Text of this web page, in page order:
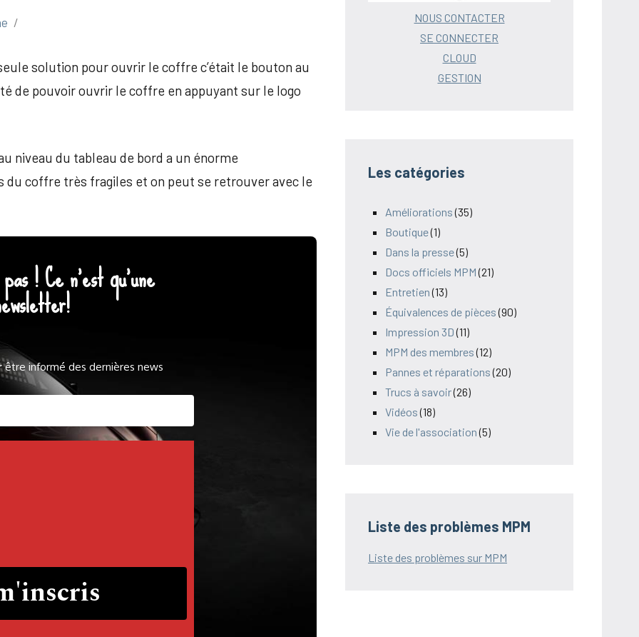
solution pour ouvrir le coffre c’était le bouton au
de pouvoir ouvrir le coffre en appuyant sur le logo
niveau du tableau de bord a un énorme
coffre très fragiles et on peut se retrouver avec le
! Ce n'est qu'une
être informé des dernières news
NOUS CONTACTER
SE CONNECTER
CLOUD
GESTION
Les catégories
Améliorations(35)
Boutique(1)
Dans la presse(5)
Docs officiels MPM(21)
Entretien(13)
Équivalences de pièces(90)
Impression 3D(11)
MPM des membres(12)
Pannes et réparations(20)
Trucs à savoir(26)
Vidéos(18)
Vie de l'association(5)
Liste des problèmes MPM
Liste des problèmes sur MPM